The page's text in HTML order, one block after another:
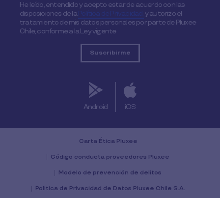
He leído, entendido y acepto estar de acuerdo con las
disposiciones de laPolítica de Privacidad,y autorizo el
tratamiento de mis datos personales por parte de Pluxee
Chile, conforme a la Ley vigente
Android iOS
Carta Ética Pluxee
Código conducta proveedores Pluxee
Modelo de prevención de delitos
Politica de Privacidad de Datos Pluxee Chile S.A.